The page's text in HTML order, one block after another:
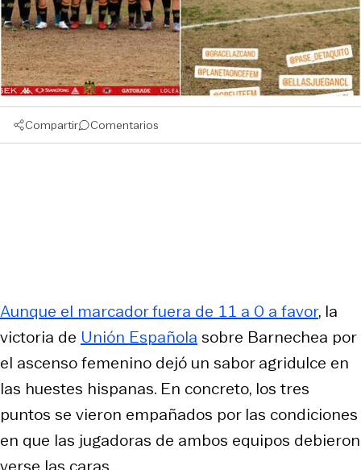
Compartir Comentarios
Aunque el marcador fuera de 11 a 0 a favor, la
victoria de Unión Española sobre Barnechea por
el ascenso femenino dejó un sabor agridulce en
las huestes hispanas. En concreto, los tres
puntos se vieron empañados por las condiciones
en que las jugadoras de ambos equipos debieron